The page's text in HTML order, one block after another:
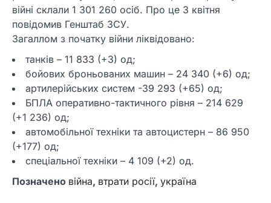
війні склали 1 301 260 осіб. Про це 3 квітня
повідомив Генштаб ЗСУ.
Загаллом з початку війни ліквідовано:
танків – 11 833 (+3) од;
бойових броньованих машин – 24 340 (+6) од;
артилерійських систем -39 293 (+65) од;
БПЛА оперативно-тактичного рівня – 214 629
(+1 236) од;
автомобільної техніки та автоцистерн – 86 950
(+177) од;
спеціальної техніки – 4 109 (+2) од.
Позначено війна, втрати росії, україна